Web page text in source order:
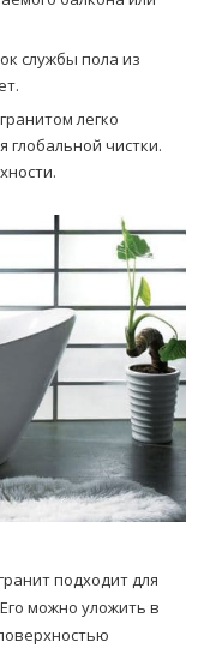
службы пола из
легко
глобальной чистки.
подходит для
можно уложить в